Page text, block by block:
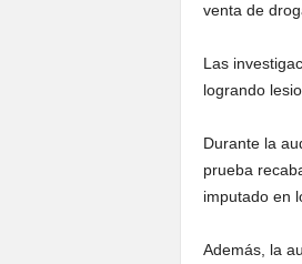
venta de
Las
logrando
Durante la
prueba
imputado en
Además, la